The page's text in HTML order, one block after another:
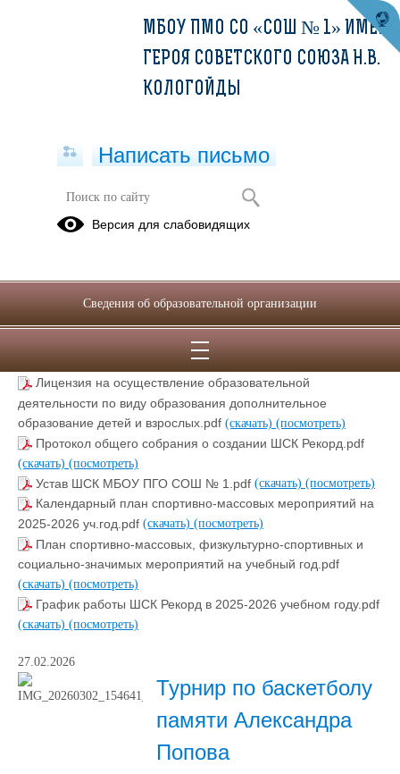
Школьный спортивный клуб
Лицензия на осуществление образовательной
деятельности по виду образования дополнительное
образование детей и взрослых.pdf (скачать) (посмотреть)
Протокол общего собрания о создании ШСК Рекорд.pdf
(скачать) (посмотреть)
Устав ШСК МБОУ ПГО СОШ № 1.pdf (скачать) (посмотреть)
Календарный план спортивно-массовых мероприятий на
2025-2026 уч.год.pdf (скачать) (посмотреть)
План спортивно-массовых, физкультурно-спортивных и
социально-значимых мероприятий на учебный год.pdf
(скачать) (посмотреть)
График работы ШСК Рекорд в 2025-2026 учебном году.pdf
(скачать) (посмотреть)
27.02.2026
Турнир по баскетболу
памяти Александра
Попова
МБОУ ПМО СО «СОШ № 1» ИМЕНИ
ГЕРОЯ СОВЕТСКОГО СОЮЗА Н.В.
КОЛОГОЙДЫ
Написать письмо
Версия для слабовидящих
Сведения об образовательной организации